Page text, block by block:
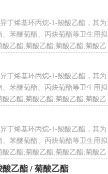
酯;菊酸乙酯;菊酸乙酯;
丁烯基环丙烷-1-羧酸乙酯，其为
苯醚菊酯、丙炔菊酯等卫生用拟
乙酯;菊酸乙酯;菊酸乙酯;菊酸乙
酯;菊酸乙酯;菊酸乙酯;
丁烯基环丙烷-1-羧酸乙酯，其为
苯醚菊酯、丙炔菊酯等卫生用拟
乙酯;菊酸乙酯;菊酸乙酯;菊酸乙
酯;菊酸乙酯;菊酸乙酯;
丁烯基环丙烷-1-羧酸乙酯，其为
苯醚菊酯、丙炔菊酯等卫生用拟
乙酯;菊酸乙酯;菊酸乙酯;菊酸乙
酯;菊酸乙酯;菊酸乙酯;
酸乙酯 / 菊酸乙酯